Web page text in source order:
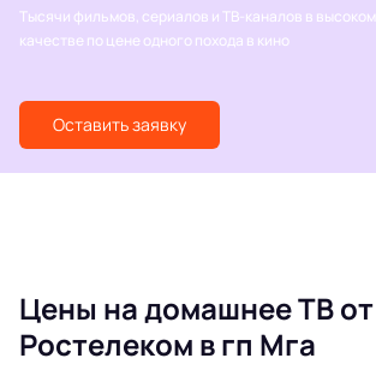
Тысячи фильмов, сериалов и ТВ-каналов в высоком
качестве по цене одного похода в кино
Оставить заявку
Цены на домашнее ТВ от
Ростелеком в гп Мга